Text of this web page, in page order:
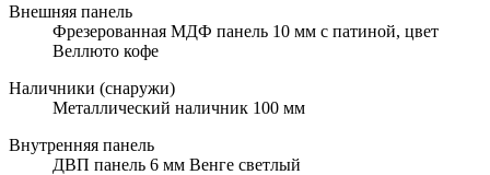
Внешняя панель
Фрезерованная МДФ панель 10 мм с патиной, цвет
Веллюто кофе
Наличники (снаружи)
Металлический наличник 100 мм
Внутренняя панель
ДВП панель 6 мм Венге светлый